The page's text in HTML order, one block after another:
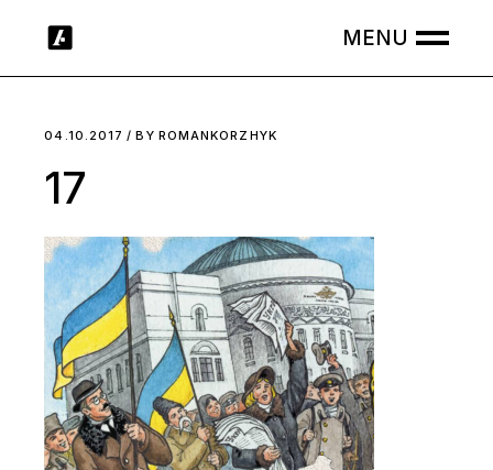
04.10.2017 BY ROMANKORZHYK
17